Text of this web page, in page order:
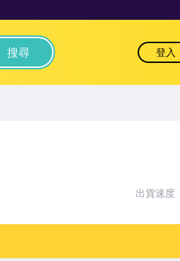
搜尋 登入
出貨速度